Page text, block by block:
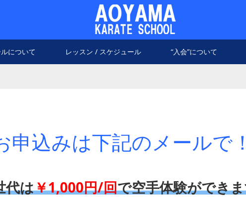
について レッスン / スケジュール “入会”について
申込みは下記のメールで
代は￥1,000円/回で空手体験ができ